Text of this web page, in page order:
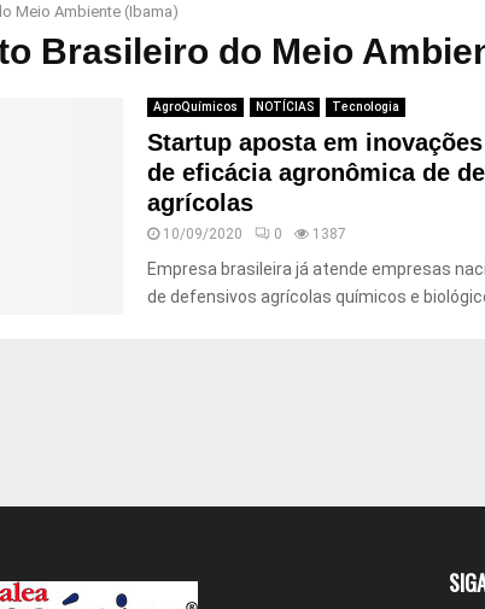
Meio Ambiente (Ibama)
Brasileiro do Meio
AgroQuímicos NOTÍCIAS Tecnologia
Startup aposta em
de eficácia agronômica de
agrícolas
10/09/2020 0 1387
Empresa brasileira já atende empresas
de defensivos agrícolas químicos e